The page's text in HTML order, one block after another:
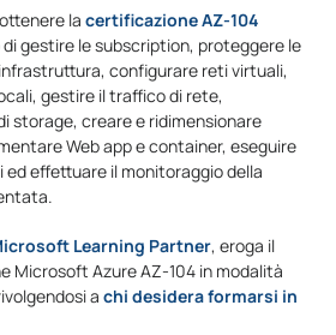
la certificazione AZ-104
gestire le subscription, proteggere le
configurare reti virtuali,
gestire il traffico di rete,
storage, creare e ridimensionare
Web app e container, eseguire
effettuare il monitoraggio della
Learning Partner, eroga il
Microsoft Azure AZ-104 in modalità
a chi desidera formarsi in